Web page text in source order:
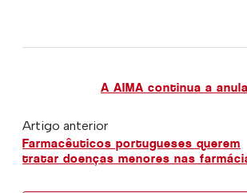
A AIMA continua a
Artigo anterior
Farmacêuticos portugueses querem
tratar doenças menores nas